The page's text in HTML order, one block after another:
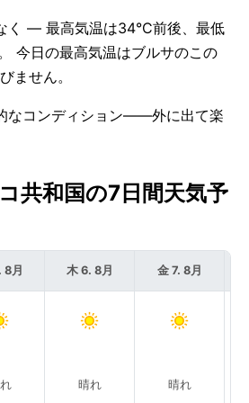
く — 最高気温は34°C前後、最低
今日の最高気温はブルサのこの
ません。
なコンディション——外に出て楽
共和国の7日間天気予
8月 木 6. 8月
晴れ
金 7. 8月
晴れ